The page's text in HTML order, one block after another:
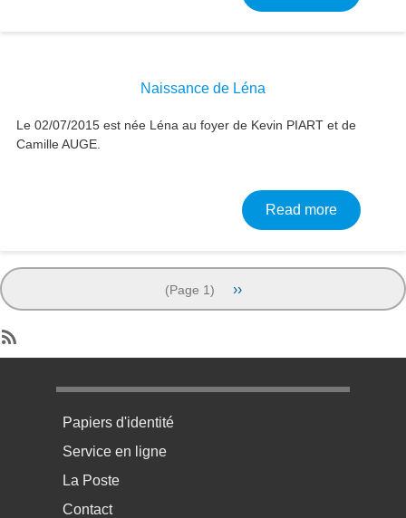
Naissance de Léna
Le 02/07/2015 est née Léna au foyer de Kevin PIART et de
Camille AUGE.
Read moreabout
(Page 1) Next page
››
SubscribeSubscribe to Birth
Menu pratique bas de page 1
Papiers d'identité
Service en ligne
La Poste
Contact